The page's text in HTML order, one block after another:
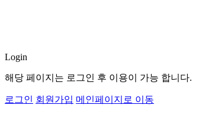
Login
해당 페이지는 로그인 후 이용이 가능 합니다.
로그인 회원가입 메인페이지로 이동